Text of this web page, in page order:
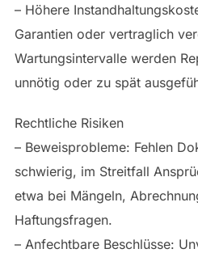
– Höhere
Garantien oder vertraglich
Wartungsintervalle werden
unnötig oder zu spät
Rechtliche Risiken
– Beweisprobleme: Fehlen
schwierig, im Streitfall
etwa bei Mängeln,
Haftungsfragen.
– Anfechtbare Beschlüsse: